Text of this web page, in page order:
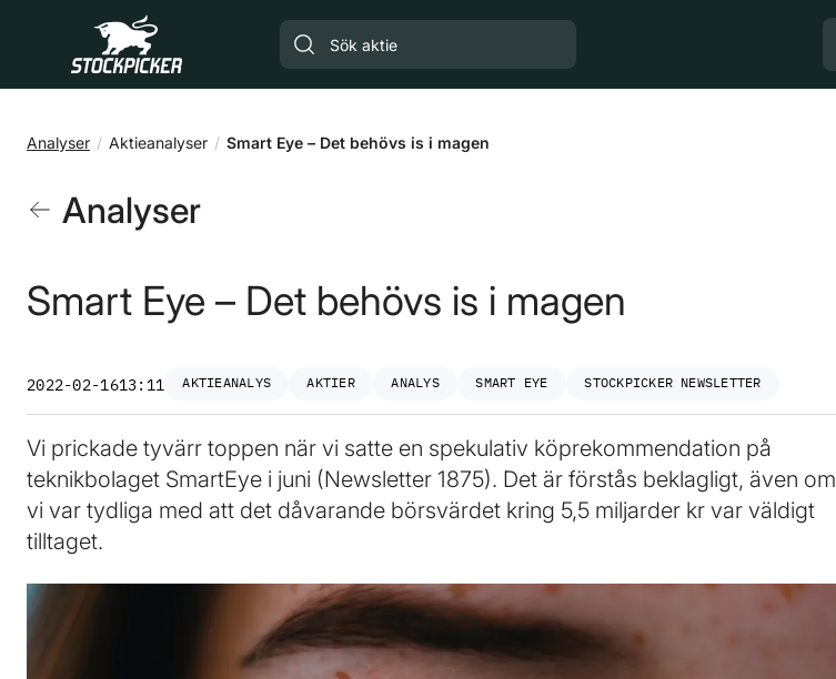
Gå till huvudinnehåll
Analyser Aktieanalyser Smart Eye – Det behövs is i magen
Analyser
Smart Eye – Det behövs is i magen
2022-02-1613:11 AKTIEANALYS AKTIER ANALYS SMART EYE STOCKPICKER NEWSLETTER
Vi prickade tyvärr toppen när vi satte en spekulativ köprekommendation på
teknikbolaget SmartEye i juni (Newsletter 1875). Det är förstås beklagligt, även om
vi var tydliga med att det dåvarande börsvärdet kring 5,5 miljarder kr var väldigt
tilltaget.